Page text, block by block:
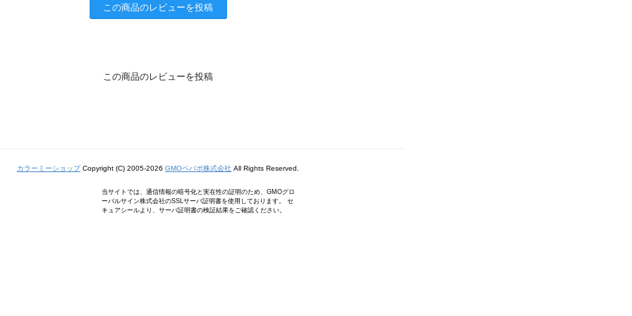
この商品のレビューを投稿
この商品のレビューを投稿
カラーミーショップCopyright (C) 2005-2026 GMOペパボ株式会社 All Rights Reserved.
当サイトでは、通信情報の暗号化と実在性の証明のため、GMOグロ
ーバルサイン株式会社のSSLサーバ証明書を使用しております。 セ
キュアシールより、サーバ証明書の検証結果をご確認ください。